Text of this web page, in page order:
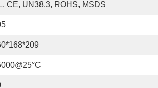
CE, UN38.3, ROHS, MSDS